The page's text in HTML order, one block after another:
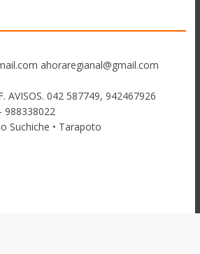
ahoraregianal@gmail.com
AVISOS. 042 587749, 942467926
988338022
Suchiche • Tarapoto